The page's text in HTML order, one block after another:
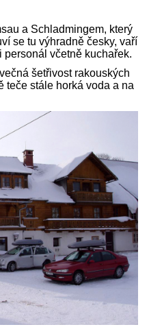
a Schladmingem, který
se tu výhradně česky, vaří
personál včetně kuchařek.
šetřivost rakouských
teče stále horká voda a na